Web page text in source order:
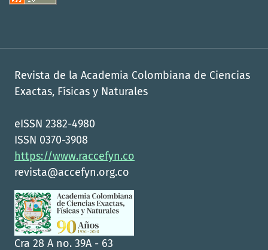
Revista de la Academia Colombiana de Ciencias
Exactas, Físicas y Naturales
eISSN 2382-4980
ISSN 0370-3908
https://www.raccefyn.co
revista@accefyn.org.co
Cra 28 A no. 39A - 63